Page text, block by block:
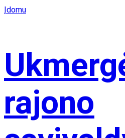
Įdomu
rajono